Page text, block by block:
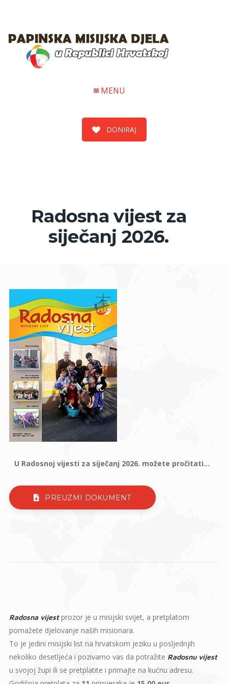
MENU
DONIRAJ
Radosna vijest za
siječanj 2026.
U Radosnoj vijesti za siječanj 2026. možete pročitati...
PREUZMI DOKUMENT
Radosna vijestprozor je u misijski svijet, a pretplatom
pomažete djelovanje naših misionara.
To je jedini misijski list na hrvatskom jeziku u posljednjih
nekoliko desetljeća i pozivamo vas da potražite Radosnu vijest
u svojoj župi ili se pretplatite i primajte na kućnu adresu.